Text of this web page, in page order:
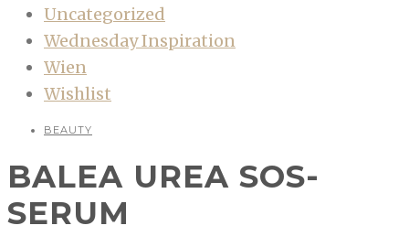
Uncategorized
Wednesday Inspiration
Wien
Wishlist
BEAUTY
BALEA UREA SOS-
SERUM